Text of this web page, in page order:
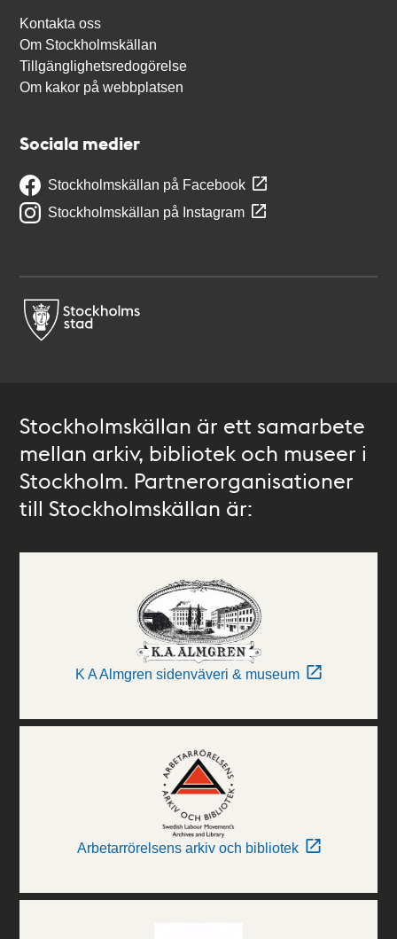
Kontakta oss
Om Stockholmskällan
Tillgänglighetsredogörelse
Om kakor på webbplatsen
Sociala medier
Stockholmskällan på Facebook
Stockholmskällan på Instagram
Stockholmskällan är ett samarbete
mellan arkiv, bibliotek och museer i
Stockholm. Partnerorganisationer
till Stockholmskällan är:
K A Almgren sidenväveri & museum
Arbetarrörelsens arkiv och bibliotek